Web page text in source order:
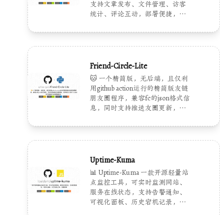
支持文章发布、文件管理、访客
统计、评论互动，部署便捷，适
Friend-Circle-Lite
🐱 一个精简版，无后端，且仅利
用github action运行的精简版友链
朋友圈程序，兼容fc的json格式信
息，同时支持推送友圈更新，支
发送邮箱推送。
Uptime-Kuma
📊 Uptime-Kuma 一款开源轻量站
点监控工具，可实时监测网站、
服务在线状态，支持告警通知、
可视化面板、历史宕机记录，部